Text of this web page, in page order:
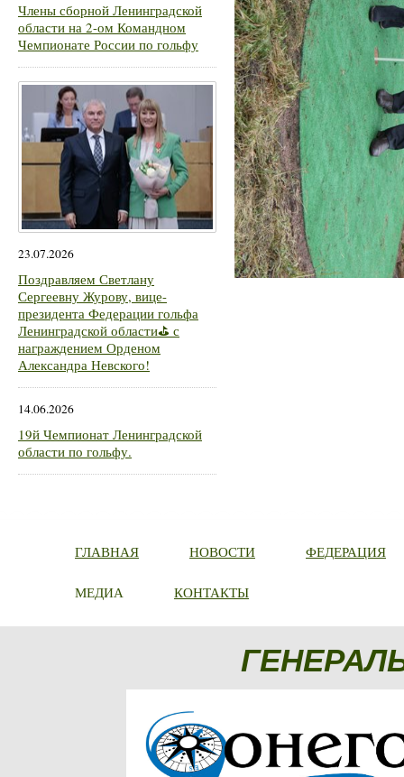
Члены сборной Ленинградской
области на 2-ом Командном
Чемпионате России по гольфу
23.07.2026
Поздравляем Светлану
Сергеевну Журову, вице-
президента Федерации гольфа
Ленинградской области⛳ с
награждением Орденом
Александра Невского!
14.06.2026
19й Чемпионат Ленинградской
области по гольфу.
ГЛАВНАЯ НОВОСТИ ФЕДЕРАЦИЯ
МЕДИА КОНТАКТЫ